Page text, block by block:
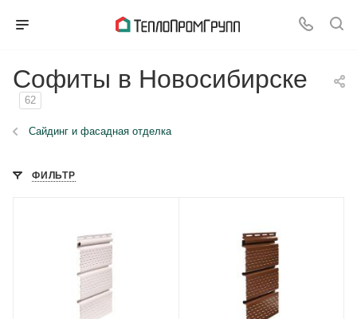
Софиты в Новосибирске
62
Сайдинг и фасадная отделка
ФИЛЬТР